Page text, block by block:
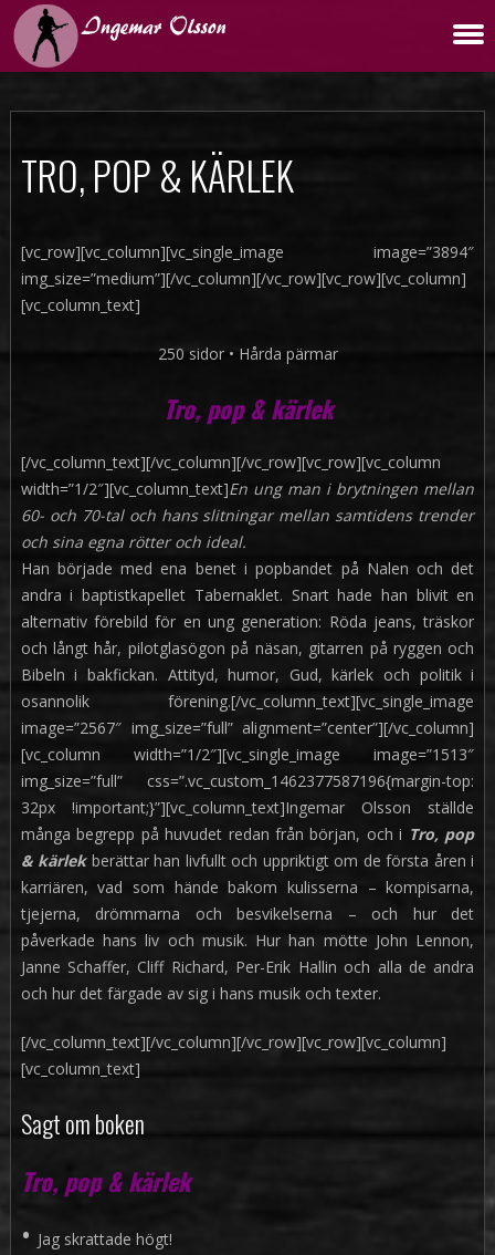
TRO, POP & KÄRLEK
[vc_row][vc_column][vc_single_image image=”3894″
img_size=”medium”][/vc_column][/vc_row][vc_row][vc_column]
[vc_column_text]
250 sidor • Hårda pärmar
Tro, pop & kärlek
[/vc_column_text][/vc_column][/vc_row][vc_row][vc_column
width=”1/2″][vc_column_text]En ung man i brytningen mellan
60- och 70-tal och hans slitningar mellan samtidens trender
och sina egna rötter och ideal.
Han började med ena benet i popbandet på Nalen och det
andra i baptistkapellet Tabernaklet. Snart hade han blivit en
alternativ förebild för en ung generation: Röda jeans, träskor
och långt hår, pilotglasögon på näsan, gitarren på ryggen och
Bibeln i bakfickan. Attityd, humor, Gud, kärlek och politik i
osannolik förening.[/vc_column_text][vc_single_image
image=”2567″ img_size=”full” alignment=”center”][/vc_column]
[vc_column width=”1/2″][vc_single_image image=”1513″
img_size=”full” css=”.vc_custom_1462377587196{margin-top:
32px !important;}”][vc_column_text]Ingemar Olsson ställde
många begrepp på huvudet redan från början, och i Tro, pop
& kärlekberättar han livfullt och uppriktigt om de första åren i
karriären, vad som hände bakom kulisserna – kompisarna,
tjejerna, drömmarna och besvikelserna – och hur det
påverkade hans liv och musik. Hur han mötte John Lennon,
Janne Schaffer, Cliff Richard, Per-Erik Hallin och alla de andra
och hur det färgade av sig i hans musik och texter.
[/vc_column_text][/vc_column][/vc_row][vc_row][vc_column]
[vc_column_text]
Sagt om boken
Tro, pop & kärlek
• Jag skrattade högt!